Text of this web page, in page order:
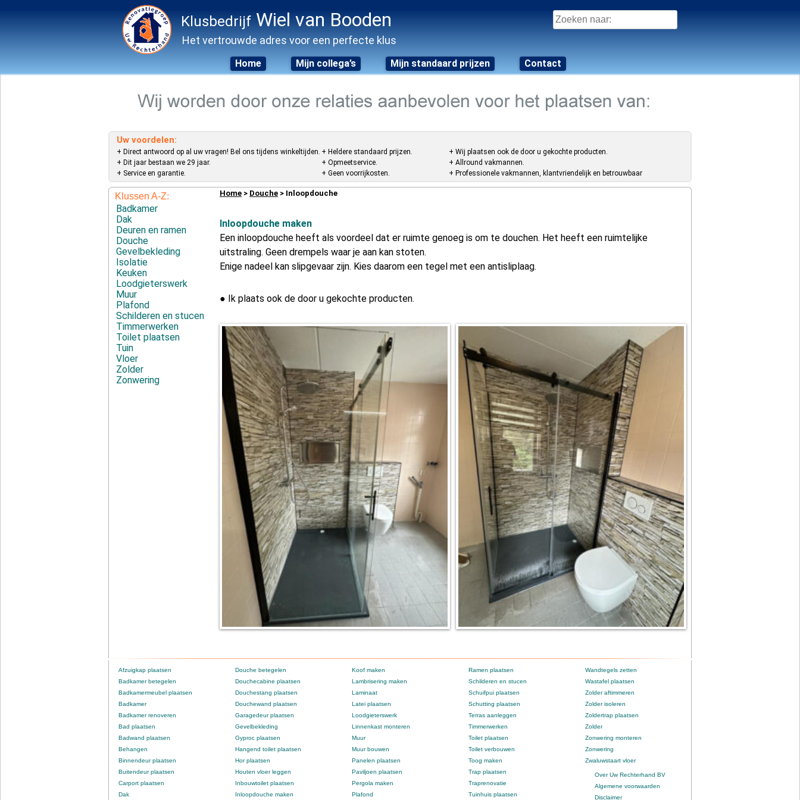
Klusbedrijf Wiel van Booden
Het vertrouwde adres voor een perfecte klus
Zoeken
naar:
Home Mijn collega’s Mijn standaard prijzen Contact
Uw voordelen:
+ Direct antwoord op al uw vragen! Bel ons tijdens winkeltijden.
+ Dit jaar bestaan we 29 jaar.
+ Service en garantie.
+ Heldere standaard prijzen.
+ Opmeetservice.
+ Geen voorrijkosten.
+ Wij plaatsen ook de door u gekochte producten.
+ Allround vakmannen.
+ Professionele vakmannen, klantvriendelijk en betrouwbaar
Klussen A-Z:
Badkamer
Dak
Deuren en ramen
Douche
Gevelbekleding
Isolatie
Keuken
Loodgieterswerk
Muur
Plafond
Schilderen en stucen
Timmerwerken
Toilet plaatsen
Tuin
Vloer
Zolder
Zonwering
Home > Douche > Inloopdouche
Inloopdouche maken
Een inloopdouche heeft als voordeel dat er ruimte genoeg is om te douchen. Het heeft een ruimtelijke
uitstraling. Geen drempels waar je aan kan stoten.
Enige nadeel kan slipgevaar zijn. Kies daarom een tegel met een antisliplaag.
● Ik plaats ook de door u gekochte producten.
Afzuigkap plaatsen
Badkamer betegelen
Badkamermeubel plaatsen
Badkamer
Badkamer renoveren
Bad plaatsen
Badwand plaatsen
Behangen
Binnendeur plaatsen
Buitendeur plaatsen
Carport plaatsen
Dak
Douche betegelen
Douchecabine plaatsen
Douchestang plaatsen
Douchewand plaatsen
Garagedeur plaatsen
Gevelbekleding
Gyproc plaatsen
Hangend toilet plaatsen
Hor plaatsen
Houten vloer leggen
Inbouwtoilet plaatsen
Inloopdouche maken
Koof maken
Lambrisering maken
Laminaat
Latei plaatsen
Loodgieterswerk
Linnenkast monteren
Muur
Muur bouwen
Panelen plaatsen
Paviljoen plaatsen
Pergola maken
Plafond
Ramen plaatsen
Schilderen en stucen
Schuifpui plaatsen
Schutting plaatsen
Terras aanleggen
Timmerwerken
Toilet plaatsen
Toilet verbouwen
Toog maken
Trap plaatsen
Traprenovatie
Tuinhuis plaatsen
Wandtegels zetten
Wastafel plaatsen
Zolder aftimmeren
Zolder isoleren
Zoldertrap plaatsen
Zolder
Zonwering monteren
Zonwering
Zwaluwstaart vloer
Over Uw Rechterhand BV
Algemene voorwaarden
Disclaimer